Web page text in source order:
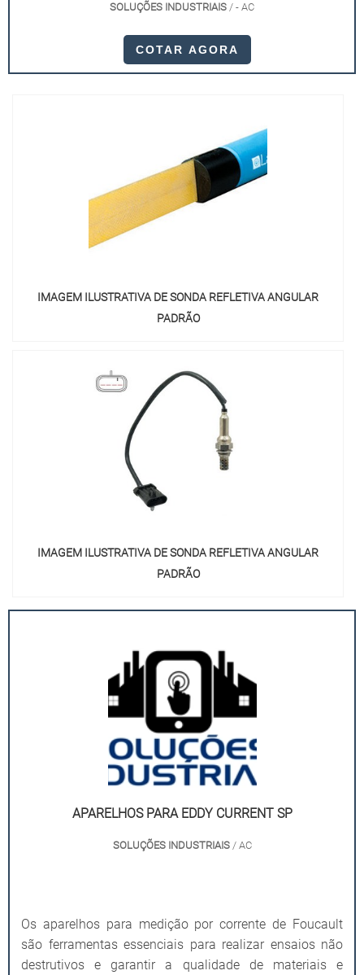
SOLUÇÕES INDUSTRIAIS / - AC
COTAR AGORA
IMAGEM ILUSTRATIVA DE SONDA REFLETIVA ANGULAR
PADRÃO
IMAGEM ILUSTRATIVA DE SONDA REFLETIVA ANGULAR
PADRÃO
APARELHOS PARA EDDY CURRENT SP
SOLUÇÕES INDUSTRIAIS/ AC
Os aparelhos para medição por corrente de Foucault
são ferramentas essenciais para realizar ensaios não
destrutivos e garantir a qualidade de materiais e